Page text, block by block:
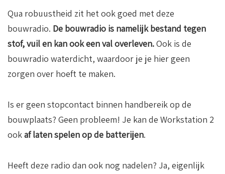
Qua robuustheid zit het ook goed met deze
bouwradio. De bouwradio is namelijk bestand tegen
stof, vuil en kan ook een val overleven.Ook is de
bouwradio waterdicht, waardoor je je hier geen
zorgen over hoeft te maken.
Is er geen stopcontact binnen handbereik op de
bouwplaats? Geen probleem! Je kan de Workstation 2
ookaf laten spelen op de batterijen.
Heeft deze radio dan ook nog nadelen? Ja, eigenlijk